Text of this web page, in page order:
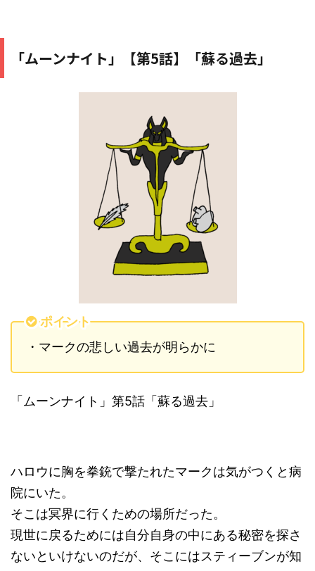
「ムーンナイト」【第5話】「蘇る過去」
ポイント
・マークの悲しい過去が明らかに
「ムーンナイト」第5話「蘇る過去」
ハロウに胸を拳銃で撃たれたマークは気がつくと病
院にいた。
そこは冥界に行くための場所だった。
現世に戻るためには自分自身の中にある秘密を探さ
ないといけないのだが、そこにはスティーブンが知